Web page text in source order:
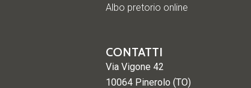
Albo pretorio online
CONTATTI
Via Vigone 42
10064 Pinerolo (TO)